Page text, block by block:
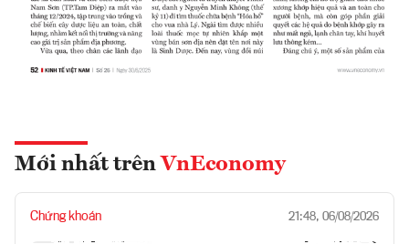
Mới nhất trên VnEconomy
Chứng khoán 21:48, 06/08/2026